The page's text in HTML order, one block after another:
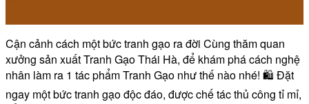
Cận cảnh cách một bức tranh gạo ra đời Cùng thăm quan
xưởng sản xuất Tranh Gạo Thái Hà, để khám phá cách nghệ
nhân làm ra 1 tác phẩm Tranh Gạo như thế nào nhé! 🛍️ Đặt
ngay một bức tranh gạo độc đáo, được chế tác thủ công tỉ mỉ,